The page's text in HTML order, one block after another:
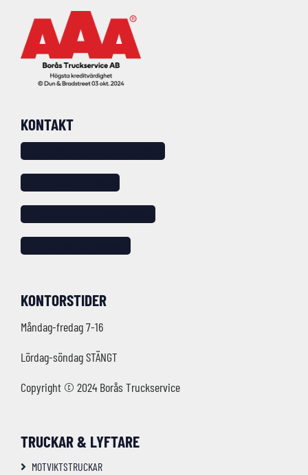
KONTAKT
KONTORSTIDER
Måndag-fredag 7-16
Lördag-söndag STÄNGT
Copyright © 2024 Borås Truckservice
TRUCKAR & LYFTARE
MOTVIKTSTRUCKAR